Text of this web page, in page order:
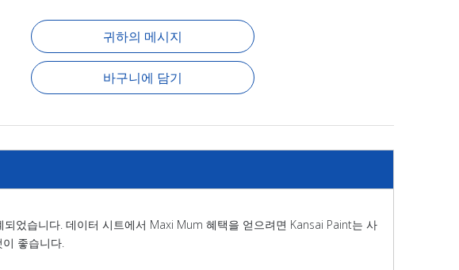
귀하의 메시지
바구니에 담기
었습니다. 데이터 시트에서 Maxi Mum 혜택을 얻으려면 Kansai Paint는 사
좋습니다.